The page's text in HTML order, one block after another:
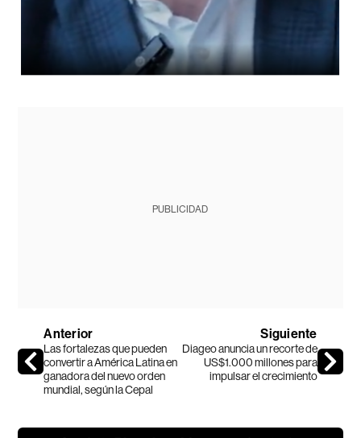
PUBLICIDAD
Anterior
Las fortalezas que pueden
convertir a América Latina en
ganadora del nuevo orden
mundial, según la Cepal
Siguiente
Diageo anuncia un recorte de
US$1.000 millones para
impulsar el crecimiento